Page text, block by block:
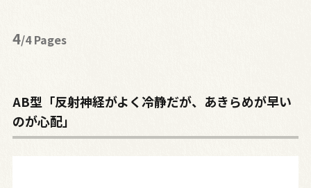
4/4 Pages
AB型「反射神経がよく冷静だが、あきらめが早い
のが心配」